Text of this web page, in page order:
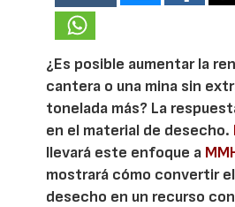
¿Es posible aumentar la
cantera o una mina sin
tonelada más? La
en el material de desecho.
llevará este enfoque a
mostrará cómo convertir
desecho en un recurso